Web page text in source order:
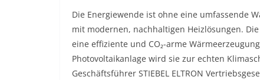
Die Energiewende ist ohne eine umfassende
mit modernen, nachhaltigen Heizlösungen.
eine effiziente und CO₂-arme
Photovoltaikanlage wird sie zur echten
Geschäftsführer STIEBEL ELTRON